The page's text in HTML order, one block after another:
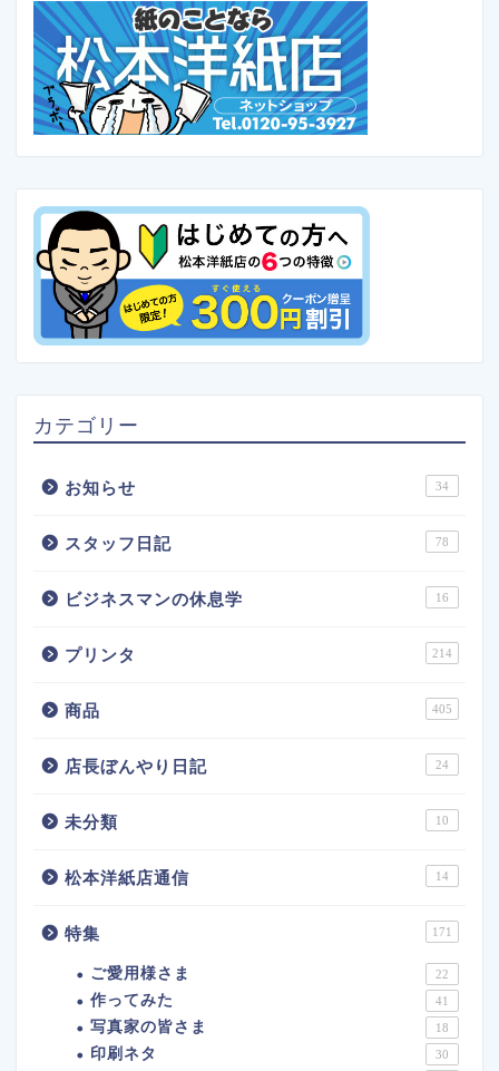
カテゴリー
お知らせ 34
スタッフ日記 78
ビジネスマンの休息学 16
プリンタ 214
商品 405
店長ぼんやり日記 24
未分類 10
松本洋紙店通信 14
特集 171
ご愛用様さま 22
作ってみた 41
写真家の皆さま 18
印刷ネタ 30